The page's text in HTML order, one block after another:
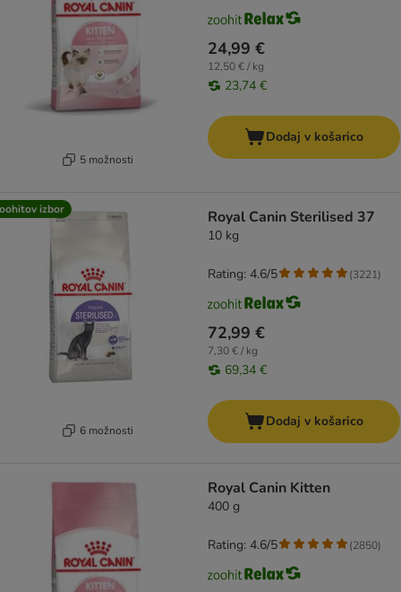
5 možnosti
24,99 €
12,50 € / kg
23,74 €
Dodaj v košarico
izbor
6 možnosti
Royal Canin Sterilised 37
10 kg
72,99 €
7,30 € / kg
69,34 €
Rating: 4.6/5 (3221)
Dodaj v košarico
Royal Canin Kitten
400 g
Rating: 4.6/5 (2850)